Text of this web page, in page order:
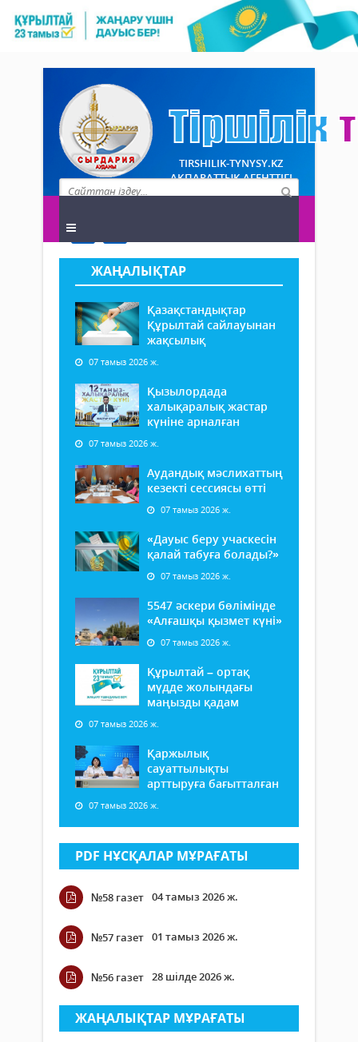
TIRSHILIK-TYNYSY.KZ
АҚПАРАТТЫҚ АГЕНТТІГІ
ЖАҢАЛЫҚТАР
Қазақстандықтар
Құрылтай сайлауынан
жақсылық
07 тамыз 2026 ж.
Қызылордада
халықаралық жастар
күніне арналған
07 тамыз 2026 ж.
Аудандық мәслихаттың
кезекті сессиясы өтті
07 тамыз 2026 ж.
«Дауыс беру учаскесін
қалай табуға болады?»
07 тамыз 2026 ж.
5547 әскери бөлімінде
«Алғашқы қызмет күні»
07 тамыз 2026 ж.
Құрылтай – ортақ
мүдде жолындағы
маңызды қадам
07 тамыз 2026 ж.
Қаржылық
сауаттылықты
арттыруға бағытталған
07 тамыз 2026 ж.
PDF НҰСҚАЛАР МҰРАҒАТЫ
№58 газет 04 тамыз 2026 ж.
№57 газет 01 тамыз 2026 ж.
№56 газет 28 шілде 2026 ж.
ЖАҢАЛЫҚТАР МҰРАҒАТЫ